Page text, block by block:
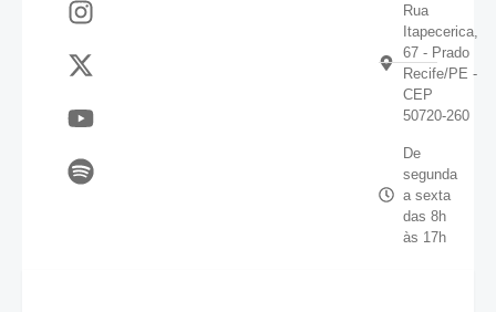
Rua
Itapecerica,
67 - Prado
Recife/PE -
CEP
50720-260
De
segunda
a sexta
das 8h
às 17h